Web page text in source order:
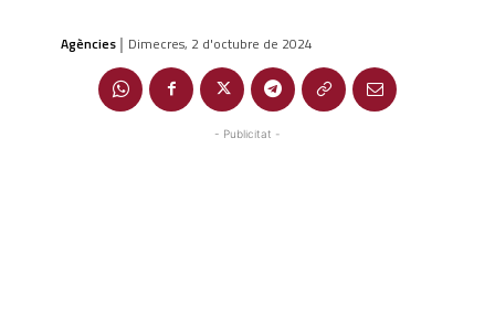
Agències | Dimecres, 2 d'octubre de 2024
- Publicitat -